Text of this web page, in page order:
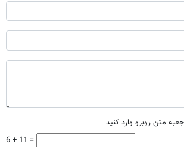
متن روبرو وارد کنید
6 + 11 =